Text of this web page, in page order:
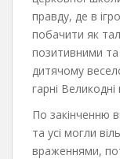
правду, де в
побачити як
позитивними
дитячому
гарні Великодні
По закінченню
та усі могли
враженнями,